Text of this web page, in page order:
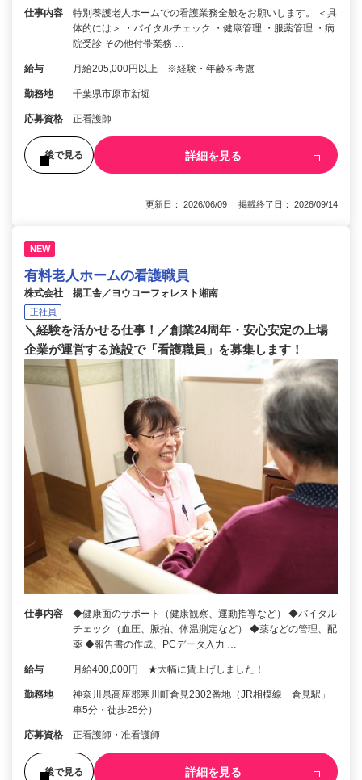
仕事内容
特別養護老人ホームでの看護業務全般をお願いします。 ＜具
体的には＞ ・バイタルチェック ・健康管理 ・服薬管理 ・病
院受診 その他付帯業務 …
給与 月給205,000円以上 ※経験・年齢を考慮
勤務地 千葉県市原市新堀
応募資格 正看護師
後で見る 詳細を見る
更新日： 2026/06/09 掲載終了日： 2026/09/14
NEW
有料老人ホームの看護職員
株式会社 揚工舎／ヨウコーフォレスト湘南
正社員
＼経験を活かせる仕事！／創業24周年・安心安定の上場
企業が運営する施設で「看護職員」を募集します！
仕事内容
◆健康面のサポート（健康観察、運動指導など） ◆バイタル
チェック（血圧、脈拍、体温測定など） ◆薬などの管理、配
薬 ◆報告書の作成、PCデータ入力 …
給与 月給400,000円 ★大幅に賃上げしました！
勤務地
神奈川県高座郡寒川町倉見2302番地（JR相模線「倉見駅」
車5分・徒歩25分）
応募資格 正看護師・准看護師
後で見る 詳細を見る